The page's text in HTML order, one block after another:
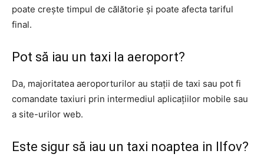
poate crește timpul de călătorie și poate afecta tariful
final.
Pot să iau un taxi la aeroport?
Da, majoritatea aeroporturilor au stații de taxi sau pot fi
comandate taxiuri prin intermediul aplicațiilor mobile sau
a site-urilor web.
Este sigur să iau un taxi noaptea in Ilfov?